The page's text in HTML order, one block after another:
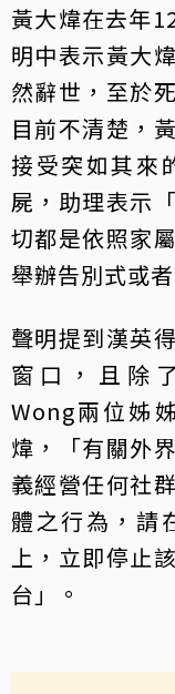
黃大煒在去年
明中表示黃大
然辭世，至於
目前不清楚，
接受突如其來
屍，助理表示
切都是依照家
舉辦告別式或
聲明提到漢英
窗口，且除
Wong兩位姊
煒，「有關外
義經營任何社
體之行為，請
上，立即停止
台」。